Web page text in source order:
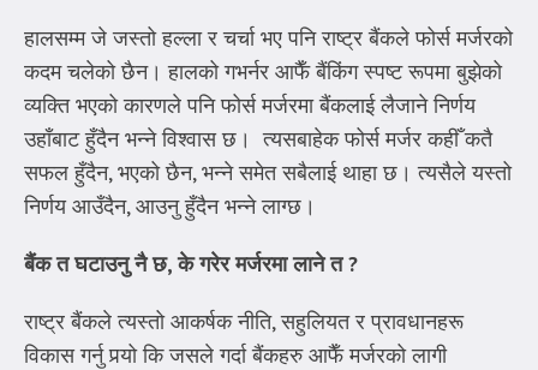
हालसम्म जे जस्तो हल्ला र चर्चा भए पनि राष्ट्र बैंकले फोर्स मर्जरको
कदम चलेको छैन। हालको गभर्नर आफैँ बैंकिंग स्पष्ट रूपमा बुझेको
व्यक्ति भएको कारणले पनि फोर्स मर्जरमा बैंकलाई लैजाने निर्णय
उहाँबाट हुँदैन भन्ने विश्वास छ। त्यसबाहेक फोर्स मर्जर कहीँ कतै
सफल हुँदैन, भएको छैन, भन्ने समेत सबैलाई थाहा छ। त्यसैले यस्तो
निर्णय आउँदैन, आउनु हुँदैन भन्ने लाग्छ।
बैंक त घटाउनु नै छ,के गरेर मर्जरमा लाने त?
राष्ट्र बैंकले त्यस्तो आकर्षक नीति, सहुलियत र प्रावधानहरू
विकास गर्नु पर्‍यो कि जसले गर्दा बैंकहरु आफैँ मर्जरको लागी